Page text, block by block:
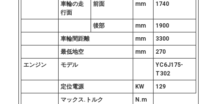
車輪の走
行面
前面 mm 1740
後部 mm
1900
車輪間距離
mm
3300
最低地空
mm
270
エンジン
モデル
YC6J175-
T302
定位電源
KW
129
マックス.トルク
N.m